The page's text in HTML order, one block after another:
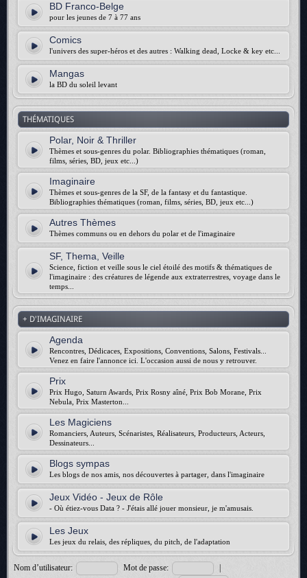
BD Franco-Belge
pour les jeunes de 7 à 77 ans
Comics
l'univers des super-héros et des autres : Walking dead, Locke & key etc...
Mangas
la BD du soleil levant
THÉMATIQUES
Polar, Noir & Thriller
Thèmes et sous-genres du polar. Bibliographies thématiques (roman,
films, séries, BD, jeux etc...)
Imaginaire
Thèmes et sous-genres de la SF, de la fantasy et du fantastique.
Bibliographies thématiques (roman, films, séries, BD, jeux etc...)
Autres Thèmes
Thèmes communs ou en dehors du polar et de l'imaginaire
SF, Thema, Veille
Science, fiction et veille sous le ciel étoilé des motifs & thématiques de
l'imaginaire : des créatures de légende aux extraterrestres, voyage dans le
temps...
+ D'IMAGINAIRE
Agenda
Rencontres, Dédicaces, Expositions, Conventions, Salons, Festivals...
Venez en faire l'annonce ici. L'occasion aussi de nous y retrouver.
Prix
Prix Hugo, Saturn Awards, Prix Rosny aîné, Prix Bob Morane, Prix
Nebula, Prix Masterton...
Les Magiciens
Romanciers, Auteurs, Scénaristes, Réalisateurs, Producteurs, Acteurs,
Dessinateurs...
Blogs sympas
Les blogs de nos amis, nos découvertes à partager, dans l'imaginaire
Jeux Vidéo - Jeux de Rôle
- Où étiez-vous Data ? - J'étais allé jouer monsieur, je m'amusais.
Les Jeux
Les jeux du relais, des répliques, du pitch, de l'adaptation
Nom d’utilisateur: Mot de passe:
|